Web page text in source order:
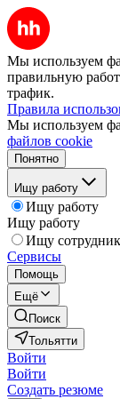
Мы используем
правильную
трафик.
Правила
Мы используем
файлов cookie
Понятно
Ищу работу
Ищу работу
Ищу работу
Ищу
Сервисы
Помощь
Ещё
Поиск
Тольятти
Войти
Войти
Создать резюме